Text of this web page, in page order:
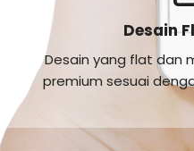
Desain
Desain yang flat dan
premium sesuai